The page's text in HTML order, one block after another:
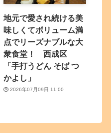
地元で愛され続ける美
味しくてボリューム満
点でリーズナブルな大
衆食堂！ 西成区
「手打うどん そば つ
かよし」
2026年07月09日 11:00